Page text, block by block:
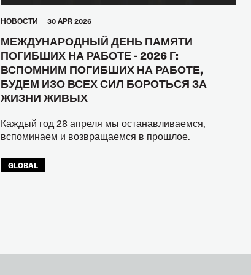
HОВОСТИ 30 APR 2026
МЕЖДУНАРОДНЫЙ ДЕНЬ ПАМЯТИ
ПОГИБШИХ НА РАБОТЕ - 2026 Г:
ВСПОМНИМ ПОГИБШИХ НА РАБОТЕ,
БУДЕМ ИЗО ВСЕХ СИЛ БОРОТЬСЯ ЗА
ЖИЗНИ ЖИВЫХ
Каждый год 28 апреля мы останавливаемся,
вспоминаем и возвращаемся в прошлое.
GLOBAL